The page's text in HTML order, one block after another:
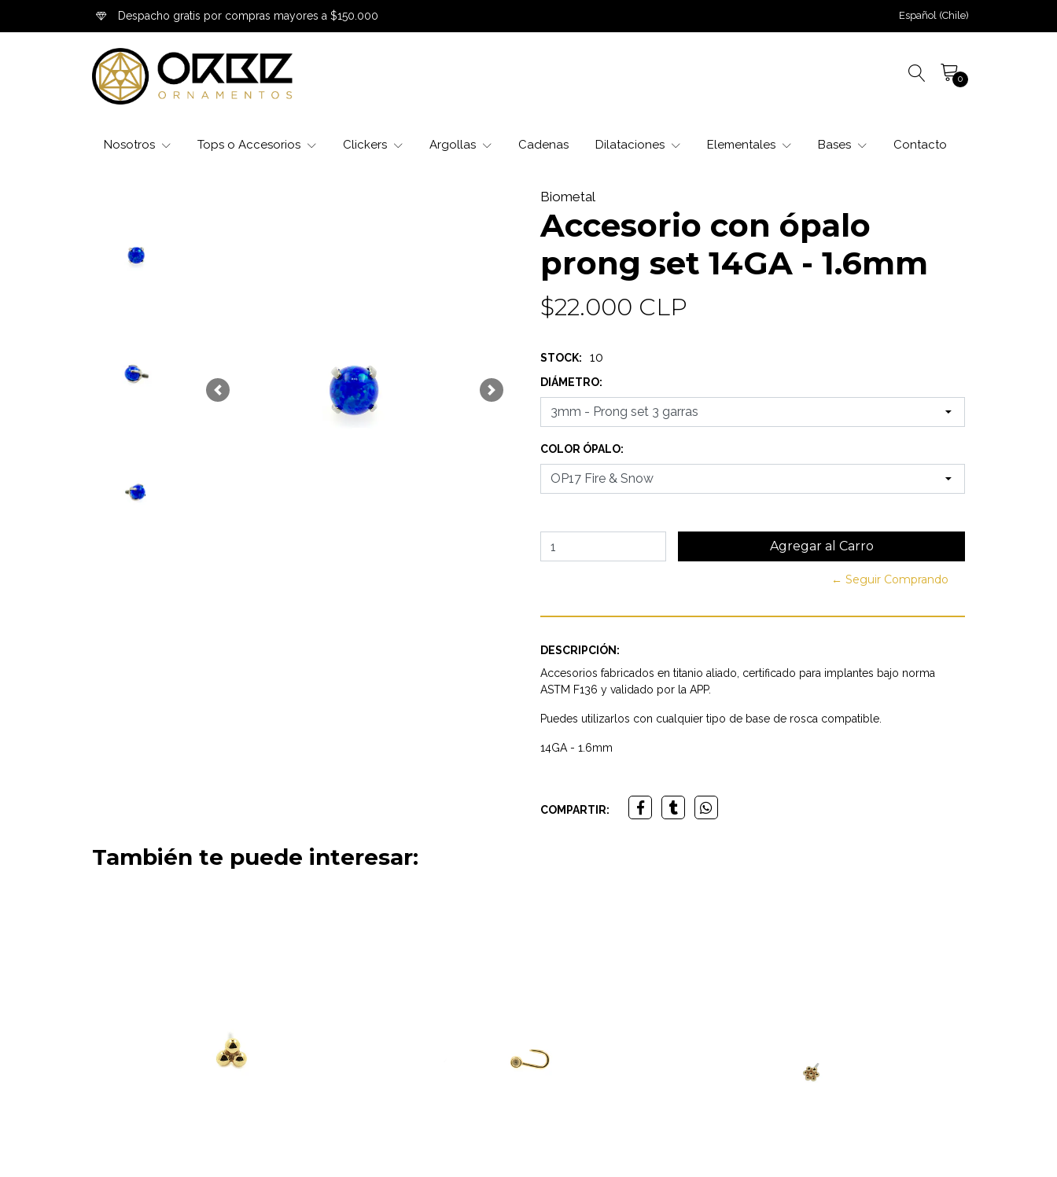
Despacho gratis por compras mayores a $150.000 Español (Chile)
0
Nosotros Tops o Accesorios Clickers Argollas Cadenas Dilataciones Elementales Bases Contacto
Previous Next
Biometal
Accesorio con ópalo
prong set 14GA - 1.6mm
$22.000 CLP
STOCK: 10
DIÁMETRO:
COLOR ÓPALO:
← Seguir Comprando
DESCRIPCIÓN:
Accesorios fabricados en titanio aliado, certificado para implantes bajo norma
ASTM F136 y validado por la APP.
Puedes utilizarlos con cualquier tipo de base de rosca compatible.
14GA - 1.6mm
COMPARTIR:
También te puede interesar: